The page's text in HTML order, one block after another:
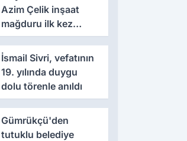
Azim Çelik inşaat
mağduru ilk kez
konuştu
İsmail Sivri, vefatının
19. yılında duygu
dolu törenle anıldı
Gümrükçü'den
tutuklu belediye